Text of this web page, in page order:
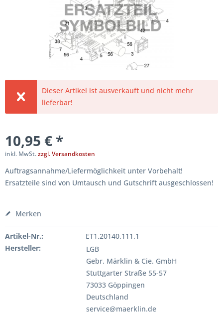
Dieser Artikel ist ausverkauft und nicht mehr
lieferbar!
10,95 € *
inkl. MwSt.zzgl. Versandkosten
Auftragsannahme/Liefermöglichkeit unter Vorbehalt!
Ersatzteile sind von Umtausch und Gutschrift ausgeschlossen!
Merken
Artikel-Nr.:
ET1.20140.111.1
Hersteller:
LGB
Gebr. Märklin & Cie. GmbH
Stuttgarter Straße 55-57
73033 Göppingen
Deutschland
service@maerklin.de